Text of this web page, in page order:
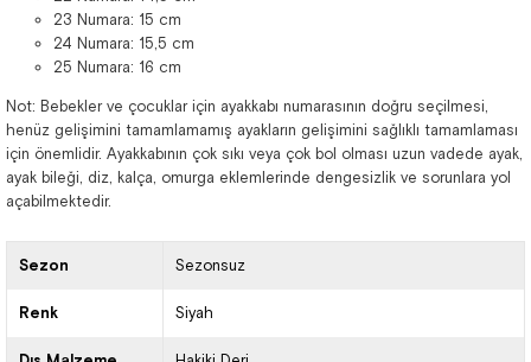
23 Numara: 15 cm
24 Numara: 15,5 cm
25 Numara: 16 cm
Not: Bebekler ve çocuklar için ayakkabı numarasının doğru seçilmesi,
henüz gelişimini tamamlamamış ayakların gelişimini sağlıklı tamamlaması
için önemlidir. Ayakkabının çok sıkı veya çok bol olması uzun vadede ayak,
ayak bileği, diz, kalça, omurga eklemlerinde dengesizlik ve sorunlara yol
açabilmektedir.
Sezon Sezonsuz
Renk Siyah